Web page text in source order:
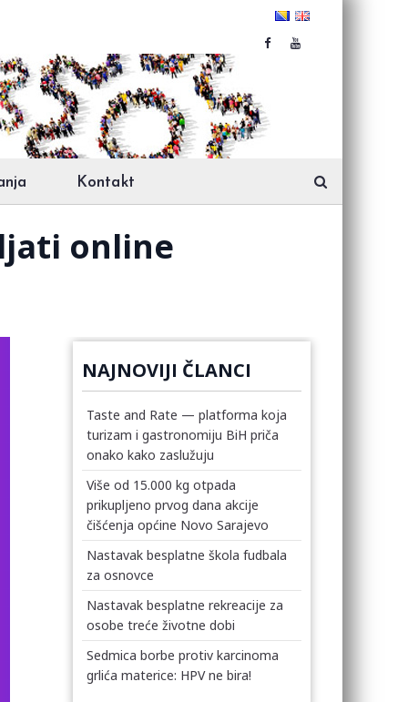
Kontakt
online
NAJNOVIJI ČLANCI
Taste and Rate — platforma koja
turizam i gastronomiju BiH priča
onako kako zaslužuju
Više od 15.000 kg otpada
prikupljeno prvog dana akcije
čišćenja općine Novo Sarajevo
Nastavak besplatne škola fudbala
za osnovce
Nastavak besplatne rekreacije za
osobe treće životne dobi
Sedmica borbe protiv karcinoma
grlića materice: HPV ne bira!